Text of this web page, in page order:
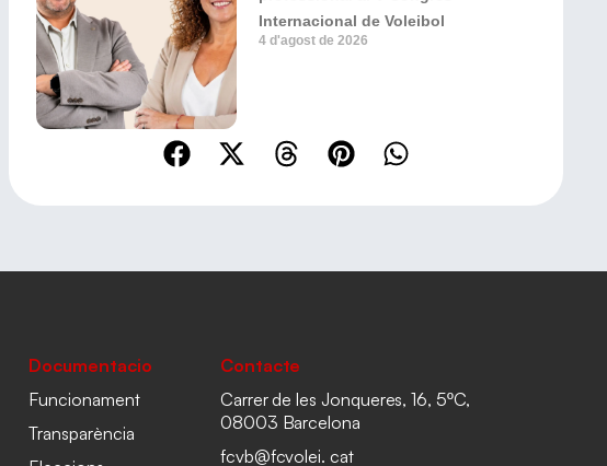
Internacional de Voleibol
4 d'agost de 2026
Documentacio
Funcionament
Transparència
Contacte
Carrer de les Jonqueres, 16, 5ºC,
08003 Barcelona
fcvb@fcvolei. cat